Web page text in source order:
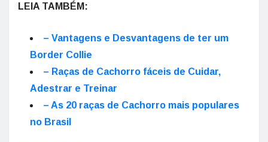
LEIA TAMBÉM:
– Vantagens e Desvantagens de ter um
Border Collie
– Raças de Cachorro fáceis de Cuidar,
Adestrar e Treinar
– As 20 raças de Cachorro mais populares
no Brasil